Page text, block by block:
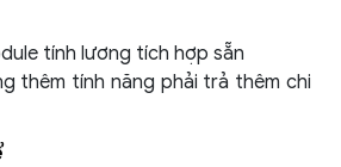
tính lương tích hợp sẵn
thêm tính năng phải trả thêm chi